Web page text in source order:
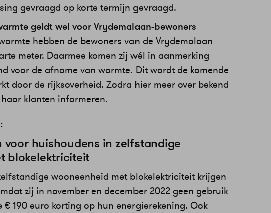
gevraagd op korte termijn gevraagd.
geldt wel voor Vrydemalaan-bewoners
hebben de bewoners van de Vrydemalaan
meter. Daarmee komen zij wél in aanmerking
voor de afname van warmte. Dit wordt de komende
door de rijksoverheid. Zodra hier meer over bekend
klanten informeren.
voor huishoudens in zelfstandige
blokelektriciteit
wooneenheid met blokelektriciteit krijgen
zij in november en december 2022 geen gebruik
€ 190 euro korting op hun energierekening. Ook